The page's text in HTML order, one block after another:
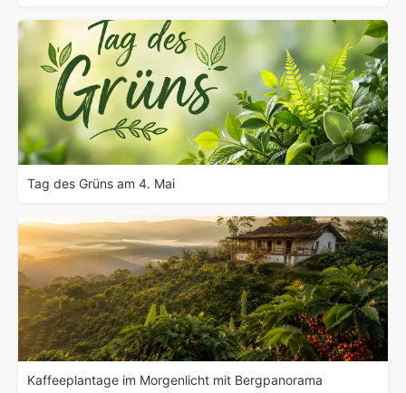
Tag des Grüns am 4. Mai
Kaffeeplantage im Morgenlicht mit Bergpanorama